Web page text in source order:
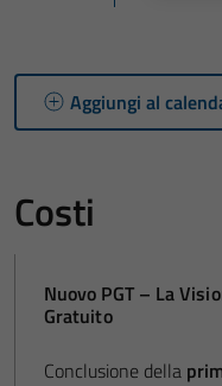
Aggiungi al
Costi
Nuovo PGT – La
Gratuito
Conclusione della